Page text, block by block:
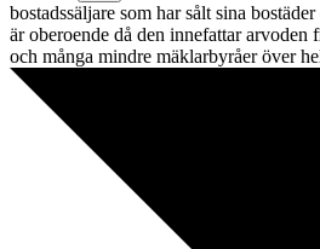
bostadssäljare som har sålt sina
är oberoende då den innefattar arvoden
och många mindre mäklarbyråer över